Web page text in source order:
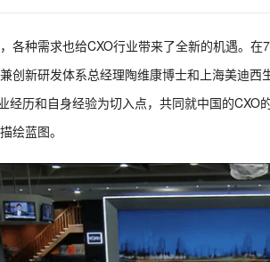
各种需求也给CXO行业带来了全新的机遇。在
创新研发体系总经理陶维康博士和上海美迪西
经历和自身经验为切入点，共同就中国的CXO
绘蓝图。